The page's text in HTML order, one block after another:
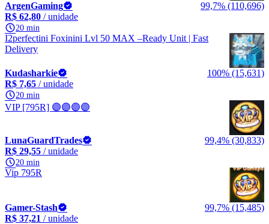
ArgenGaming
99,7% (110,696)
R$ 62,80 / unidade
20 min
I2perfectini Foxinini Lvl 50 MAX –Ready Unit | Fast
Delivery
Kudasharkie
100% (15,631)
R$ 7,65 / unidade
20 min
VIP [795R] 🟣🟣🟣🟣
LunaGuardTrades
99,4% (30,833)
R$ 29,55 / unidade
20 min
Vip 795R
Gamer-Stash
99,7% (15,485)
R$ 37,21 / unidade